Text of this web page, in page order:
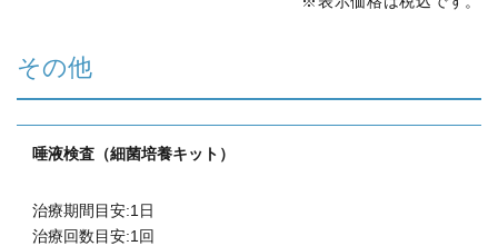
その他
唾液検査（細菌培養キット）
治療期間目安:1日
治療回数目安:1回